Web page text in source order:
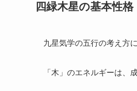
四緑木星の基本性格
九星気学の五行の考え方
「木」のエネルギーは、